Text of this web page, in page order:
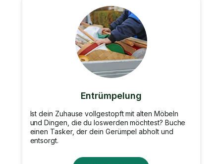
Entrümpelung
Ist dein Zuhause vollgestopft mit alten Möbeln
und Dingen, die du loswerden möchtest? Buche
einen Tasker, der dein Gerümpel abholt und
entsorgt.